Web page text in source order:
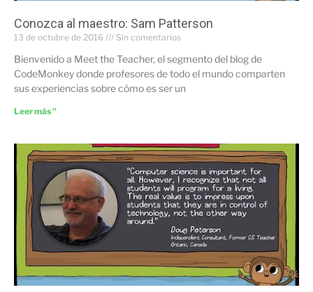
Conozca al maestro: Sam Patterson
13 de octubre de 2016 Sin comentarios
Bienvenido a Meet the Teacher, el segmento del blog de
CodeMonkey donde profesores de todo el mundo comparten
sus experiencias sobre cómo es ser un
Leer más "